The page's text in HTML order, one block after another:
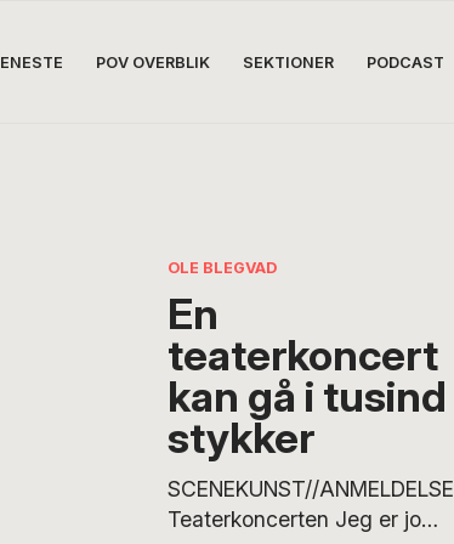
POV OVERBLIK SEKTIONER PODCAST
OLE BLEGVAD
En
teaterkoncert
kan gå i tusind
stykker
SCENEKUNST//ANMELDELSE
Teaterkoncerten Jeg er jo